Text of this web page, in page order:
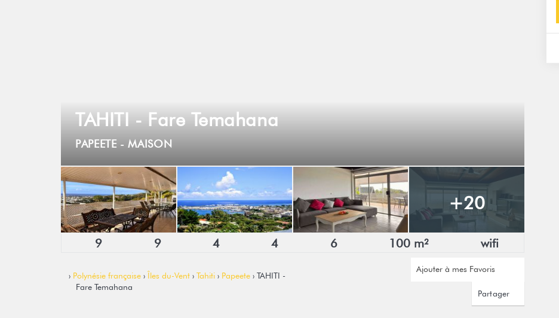
TAHITI - Fare Temahana
PAPEETE -MAISON
+20
9 9 4 4 6 100 m² wifi
› Polynésie française› Îles du-Vent› Tahiti› Papeete› TAHITI -
Fare Temahana
Ajouter à mes Favoris
Partager